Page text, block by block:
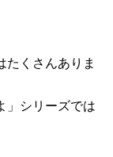
たくさんありま
」シリーズでは